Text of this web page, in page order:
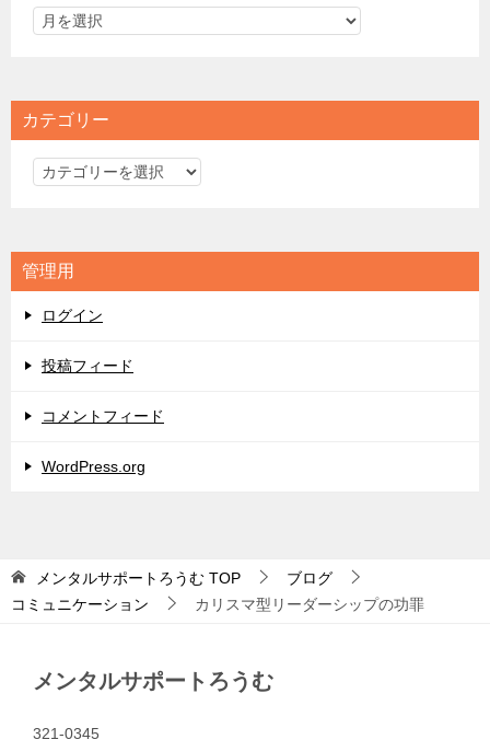
カテゴリー
カ
リ
ー
管理用
ログイン
投稿フィード
コメントフィード
WordPress.org
メンタルサポートろうむ TOP
ブログ
コミュニケーション
カリスマ型リーダーシップの功罪
メンタルサポートろうむ
321-0345